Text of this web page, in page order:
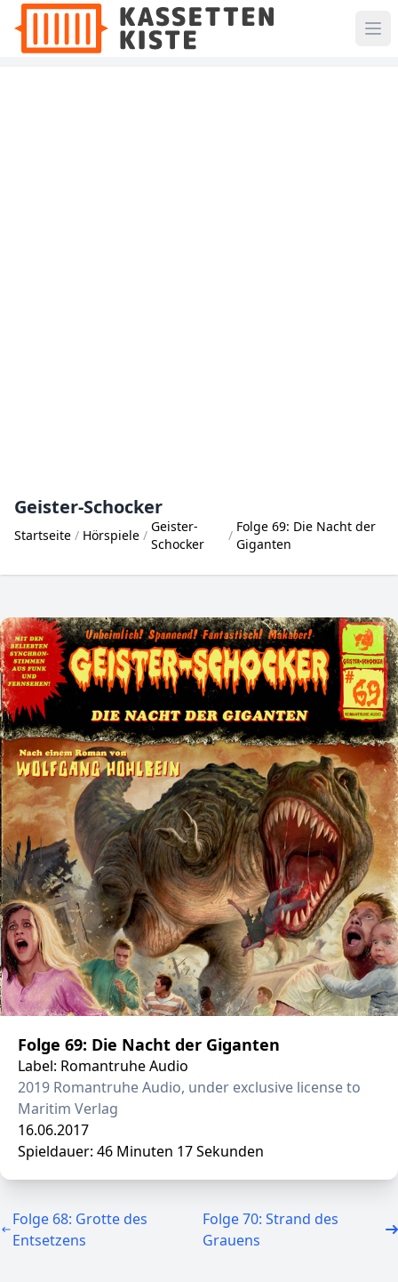
Geister-Schocker
Startseite Hörspiele
Geister-
Schocker
Folge 69: Die Nacht der
Giganten
Folge 69: Die Nacht der Giganten
Label: Romantruhe Audio
2019 Romantruhe Audio, under exclusive license to
Maritim Verlag
16.06.2017
Spieldauer: 46 Minuten 17 Sekunden
Folge 68: Grotte des
Entsetzens
Folge 70: Strand des
Grauens